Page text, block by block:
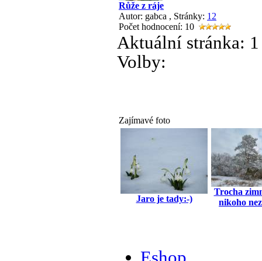
Růže z ráje
Autor: gabca , Stránky: 1 2
Počet hodnocení: 10
Aktuální stránka:
Volby:
Zajímavé foto
Jaro je tady:-)
Trocha
nikoho